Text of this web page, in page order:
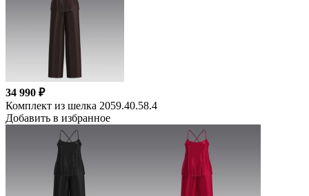
34 990 ₽
Комплект из шелка 2059.40.58.4
Добавить в избранное